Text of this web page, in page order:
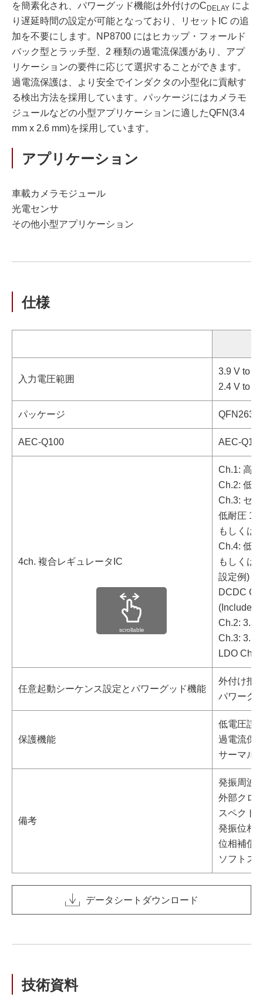
を簡素化され、パワーグッド機能は外付けのC DELAY によ
り遅延時間の設定が可能となっており、リセットIC の追
加を不要にします。NP8700 にはヒカップ・フォールド
バック型とラッチ型、2 種類の過電流保護があり、アプ
リケーションの要件に応じて選択することができます。
過電流保護は、より安全でインダクタの小型化に貢献す
る検出方法を採用しています。パッケージにはカメラモ
ジュールなどの小型アプリケーションに適したQFN(3.4
mm x 2.6 mm)を採用しています。
アプリケーション
車載カメラモジュール
光電センサ
その他小型アプリケーション
仕様
入力電圧範囲
3.9 V to
2.4 V to
パッケージ
AEC-Q100 AEC-
4ch. 複合レギュレータIC
Ch.1: 高
Ch.2: 低
Ch.3: セ
低耐圧
もしくは
Ch.4: 低
もしくは
設定例)
DCDC
(Included
Ch.2: 3.3
Ch.3: 3.3
LDO
任意起動シーケンス設定とパワーグッド機能
外付け抵
パワーグ
保護機能
低電圧誤
過電流保
サーマル
備考
発振周波
外部クロ
スペクト
発振位相
位相補償
ソフトス
scrollable
データシートダウンロード
技術資料